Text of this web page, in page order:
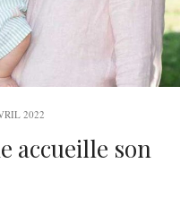
2022
accueille son